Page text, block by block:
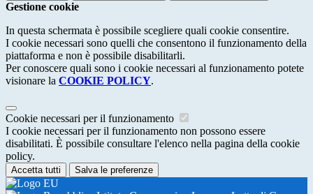
Gestione cookie
In questa schermata è possibile scegliere quali cookie consentire.
I cookie necessari sono quelli che consentono il funzionamento della
piattaforma e non è possibile disabilitarli.
Per conoscere quali sono i cookie necessari al funzionamento potete
visionare la COOKIE POLICY.
Cookie necessari per il funzionamento
I cookie necessari per il funzionamento non possono essere
disabilitati. È possibile consultare l'elenco nella pagina della cookie
policy.
Accetta tutti Salva le preferenze